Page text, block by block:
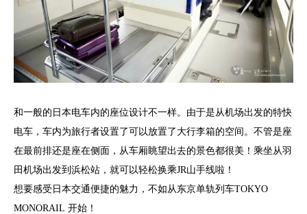
和一般的日本电车内的座位设计不一样。由于是从机场出发的特快
电车，车内为旅行者设置了可以放置了大行李箱的空间。不管是座
在最前排还是座在侧面，从车厢眺望出去的景色都很美！乘坐从羽
田机场出发到浜松站，就可以轻松换乘JR山手线啦！
想要感受日本交通便捷的魅力，不如从东京单轨列车TOKYO
MONORAIL 开始！